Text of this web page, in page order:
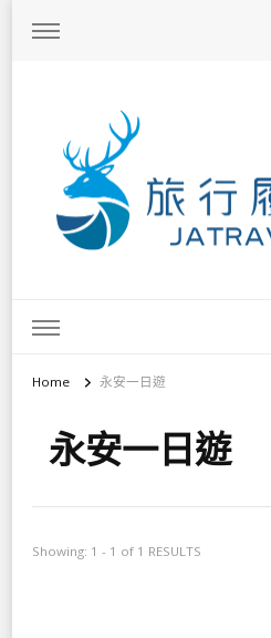
Home 永安一日遊
永安一日遊
Showing: 1 - 1 of 1 RESULTS